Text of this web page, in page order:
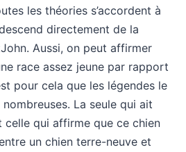
les théories s’accordent à
directement de la
Aussi, on peut affirmer
race assez jeune par rapport
pour cela que les légendes le
La seule qui ait
celle qui affirme que ce chien
un chien terre-neuve et